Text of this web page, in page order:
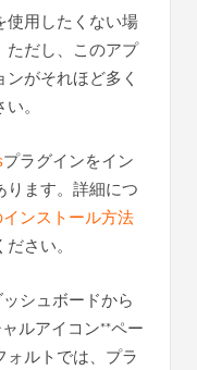
使用したくない場
ただし、このアプ
がそれほど多く
。
プラグインをイン
ります。詳細につ
ンストール方法
さい。
シュボードから
ルアイコン**ペー
ォルトでは、プラ